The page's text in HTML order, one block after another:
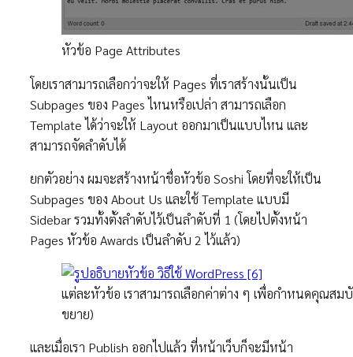
หัวข้อ Page Attributes
โดยเราสามารถเลือกว่าจะให้ Pages ที่เราสร้างนั้นเป็น
Subpages ของ Pages ไหนหรือเปล่า สามารถเลือก
Template ได้ว่าจะให้ Layout ออกมาเป็นแบบไหน และ
สามารถจัดลำดับได้
ยกตัวอย่าง ผมจะสร้างหน้าชื่อหัวข้อ Soshi โดยที่จะให้เป็น
Subpages ของ About Us และใช้ Template แบบมี
Sidebar รวมทั้งตั้งลำดับไว้เป็นลำดับที่ 1 (โดยไปตั้งหน้า
Pages หัวข้อ Awards เป็นลำดับ 2 ไว้แล้ว)
แต่ละหัวข้อ เราสามารถเลือกค่าต่าง ๆ เพื่อกำหนดคุณส
ขยาย)
และเมื่อเรา Publish ออกไปแล้ว ที่หน้าเว็บก็จะมีหน้า